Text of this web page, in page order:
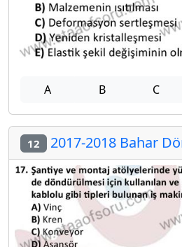
A B C
12 2017-2018 Bahar